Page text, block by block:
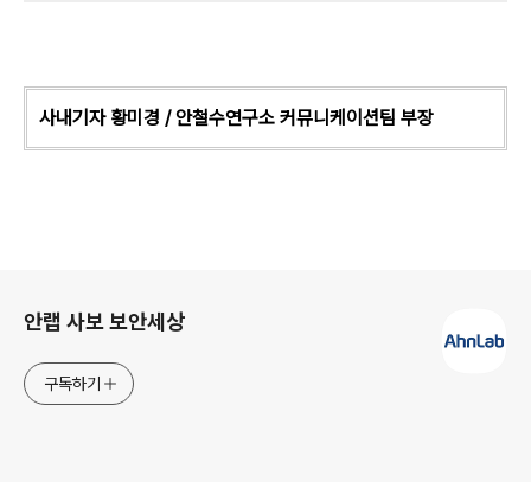
사내기자 황미경 / 안철수연구소 커뮤니케이션팀 부장
안랩 사보 보안세상
구독하기